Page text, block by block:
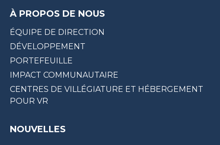
À PROPOS DE NOUS
ÉQUIPE DE DIRECTION
DÉVELOPPEMENT
PORTEFEUILLE
IMPACT COMMUNAUTAIRE
CENTRES DE VILLÉGIATURE ET HÉBERGEMENT
POUR VR
NOUVELLES